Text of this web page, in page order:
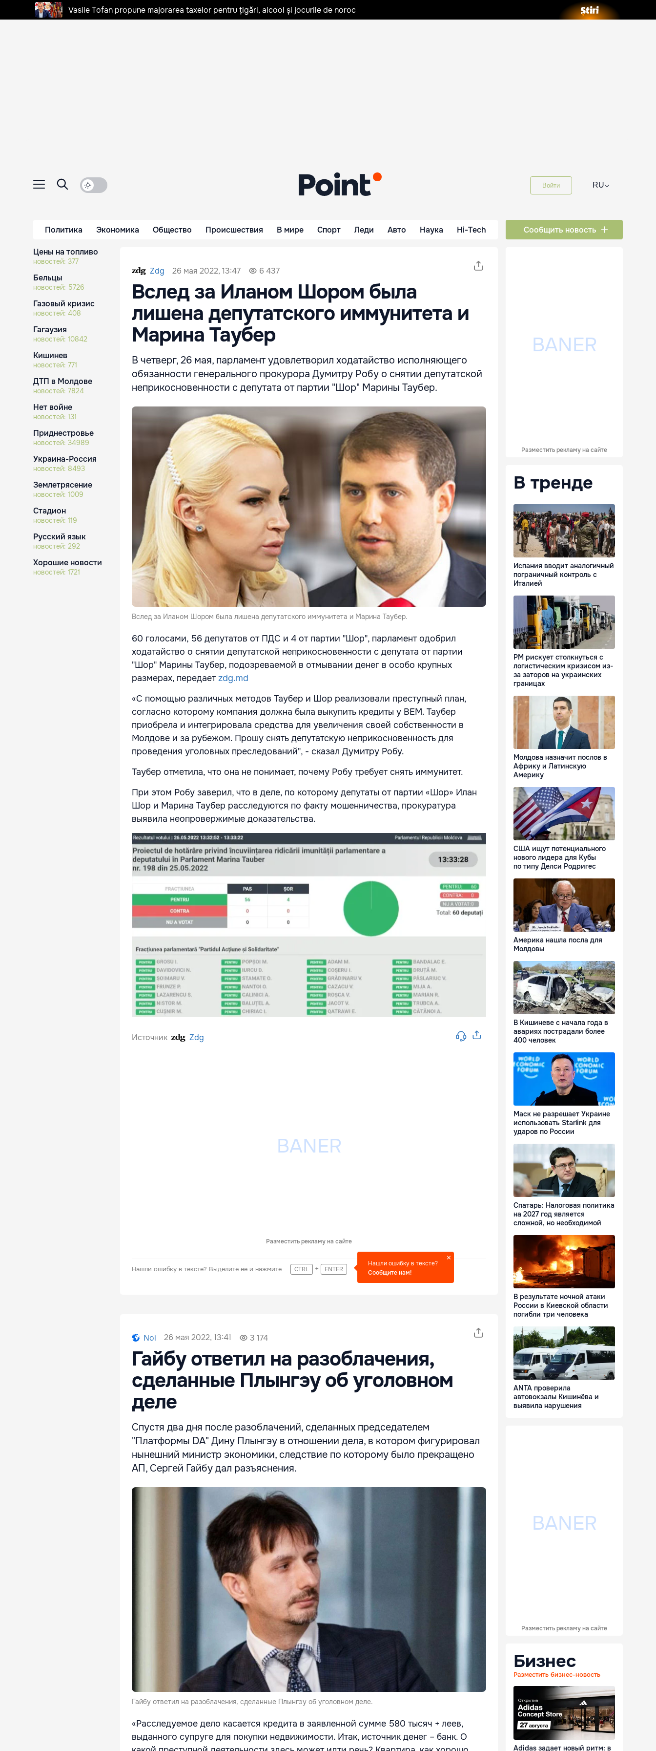
Vasile Tofan propune majorarea taxelor pentru țigări, alcool și jocurile de noroc
Войти RU⌵
Политика Экономика Общество Происшествия В мире Спорт Леди Авто Наука Hi-Tech Сообщить новость
Цены на топливо
новостей: 377
Бельцы
новостей: 5726
Газовый кризис
новостей: 408
Гагаузия
новостей: 10842
Кишинев
новостей: 771
ДТП в Молдове
новостей: 7824
Нет войне
новостей: 131
Приднестровье
новостей: 34989
Украина-Россия
новостей: 8493
Землетрясение
новостей: 1009
Стадион
новостей: 119
Русский язык
новостей: 292
Хорошие новости
новостей: 1721
Zdg 26 мая 2022, 13:47 6 437
Вслед за Иланом Шором была
лишена депутатского иммунитета и
Марина Таубер
В четверг, 26 мая, парламент удовлетворил ходатайство исполняющего
обязанности генерального прокурора Думитру Робу о снятии депутатской
неприкосновенности с депутата от партии "Шор" Марины Таубер.
Вслед за Иланом Шором была лишена депутатского иммунитета и Марина Таубер.
60 голосами, 56 депутатов от ПДС и 4 от партии "Шор", парламент одобрил
ходатайство о снятии депутатской неприкосновенности с депутата от партии
"Шор" Марины Таубер, подозреваемой в отмывании денег в особо крупных
размерах, передаетzdg.md
«С помощью различных методов Таубер и Шор реализовали преступный план,
согласно которому компания должна была выкупить кредиты у BEM. Таубер
приобрела и интегрировала средства для увеличения своей собственности в
Молдове и за рубежом. Прошу снять депутатскую неприкосновенность для
проведения уголовных преследований", - сказал Думитру Робу.
Таубер отметила, что она не понимает, почему Робу требует снять иммунитет.
При этом Робу заверил, что в деле, по которому депутаты от партии «Шор» Илан
Шор и Марина Таубер расследуются по факту мошенничества, прокуратура
выявила неопровержимые доказательства.
Источник Zdg
Разместить рекламу на сайте
Нашли ошибку в тексте? Выделите ее и нажмите CTRL + ENTER
Нашли ошибку в тексте?
Сообщите нам!
Noi 26 мая 2022, 13:41 3 174
Гайбу ответил на разоблачения,
сделанные Плынгэу об уголовном
деле
Спустя два дня после разоблачений, сделанных председателем
"Платформы DA" Дину Плынгэу в отношении дела, в котором фигурировал
нынешний министр экономики, следствие по которому было прекращено
АП, Сергей Гайбу дал разъяснения.
Гайбу ответил на разоблачения, сделанные Плынгэу об уголовном деле.
«Расследуемое дело касается кредита в заявленной сумме 580 тысяч + леев,
выданного супруге для покупки недвижимости. Итак, источник денег – банк. О
Разместить рекламу на сайте
В тренде
Испания вводит аналогичный
пограничный контроль с
Италией
РМ рискует столкнуться с
логистическим кризисом из-
за заторов на украинских
границах
Молдова назначит послов в
Африку и Латинскую
Америку
США ищут потенциального
нового лидера для Кубы
по типу Делси Родригес
Америка нашла посла для
Молдовы
В Кишиневе с начала года в
авариях пострадали более
400 человек
Маск не разрешает Украине
использовать Starlink для
ударов по России
Спатарь: Налоговая политика
на 2027 год является
сложной, но необходимой
В результате ночной атаки
России в Киевской области
погибли три человека
ANTA проверила
автовокзалы Кишинёва и
выявила нарушения
Разместить рекламу на сайте
Бизнес
Разместить бизнес-новость
Adidas задает новый ритм: в